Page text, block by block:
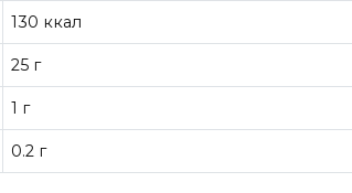
130 ккал
25 г
1 г
0.2 г